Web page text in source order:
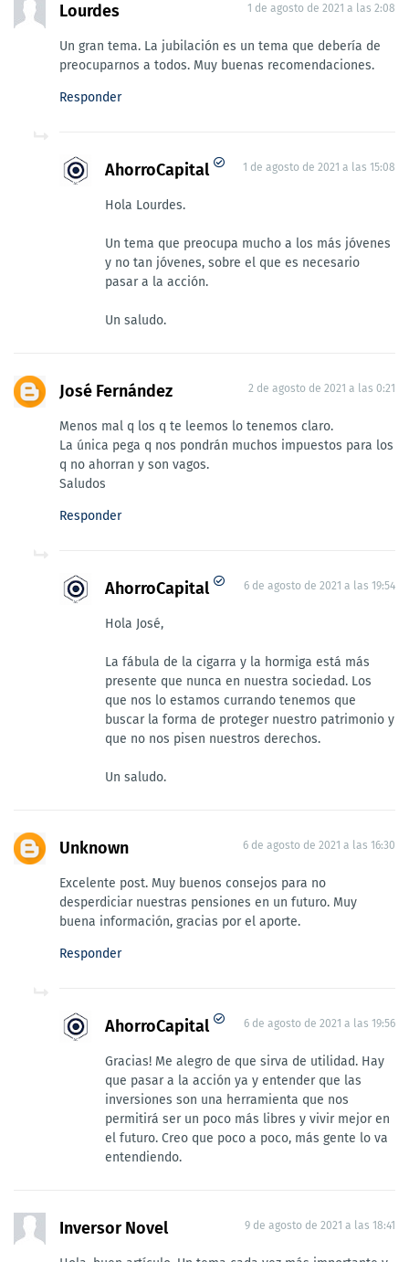
Lourdes 1 de agosto de 2021 a las 2:08
Un gran tema. La jubilación es un tema que debería de
preocuparnos a todos. Muy buenas recomendaciones.
Responder
AhorroCapital 1 de agosto de 2021 a las 15:08
Hola Lourdes.
Un tema que preocupa mucho a los más jóvenes
y no tan jóvenes, sobre el que es necesario
pasar a la acción.
Un saludo.
José Fernández 2 de agosto de 2021 a las 0:21
Menos mal q los q te leemos lo tenemos claro.
La única pega q nos pondrán muchos impuestos para los
q no ahorran y son vagos.
Saludos
Responder
AhorroCapital 6 de agosto de 2021 a las 19:54
Hola José,
La fábula de la cigarra y la hormiga está más
presente que nunca en nuestra sociedad. Los
que nos lo estamos currando tenemos que
buscar la forma de proteger nuestro patrimonio y
que no nos pisen nuestros derechos.
Un saludo.
Unknown 6 de agosto de 2021 a las 16:30
Excelente post. Muy buenos consejos para no
desperdiciar nuestras pensiones en un futuro. Muy
buena información, gracias por el aporte.
Responder
AhorroCapital 6 de agosto de 2021 a las 19:56
Gracias! Me alegro de que sirva de utilidad. Hay
que pasar a la acción ya y entender que las
inversiones son una herramienta que nos
permitirá ser un poco más libres y vivir mejor en
el futuro. Creo que poco a poco, más gente lo va
entendiendo.
Inversor Novel 9 de agosto de 2021 a las 18:41